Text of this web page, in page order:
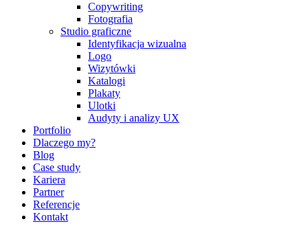
Copywriting
Fotografia
Studio graficzne
Identyfikacja wizualna
Logo
Wizytówki
Katalogi
Plakaty
Ulotki
Audyty i analizy UX
Portfolio
Dlaczego my?
Blog
Case study
Kariera
Partner
Referencje
Kontakt